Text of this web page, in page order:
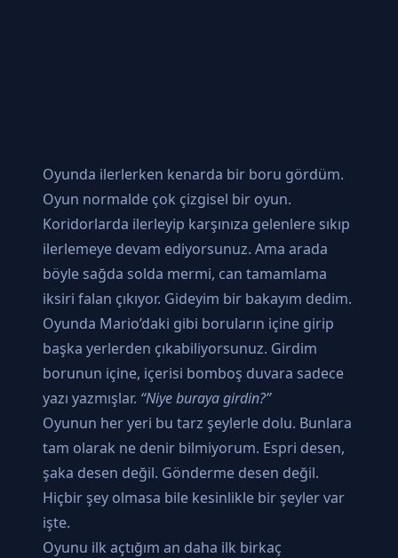
Oyunda ilerlerken kenarda bir boru gördüm.
Oyun normalde çok çizgisel bir oyun.
Koridorlarda ilerleyip karşınıza gelenlere sıkıp
ilerlemeye devam ediyorsunuz. Ama arada
böyle sağda solda mermi, can tamamlama
iksiri falan çıkıyor. Gideyim bir bakayım dedim.
Oyunda Mario’daki gibi boruların içine girip
başka yerlerden çıkabiliyorsunuz. Girdim
borunun içine, içerisi bomboş duvara sadece
yazı yazmışlar. “Niye buraya girdin?”
Oyunun her yeri bu tarz şeylerle dolu. Bunlara
tam olarak ne denir bilmiyorum. Espri desen,
şaka desen değil. Gönderme desen değil.
Hiçbir şey olmasa bile kesinlikle bir şeyler var
işte.
Oyunu ilk açtığım an daha ilk birkaç